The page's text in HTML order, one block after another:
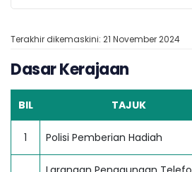
Terakhir dikemaskini: 21 November 2024
Dasar Kerajaan
BIL TAJUK
1 Polisi Pemberian Hadiah